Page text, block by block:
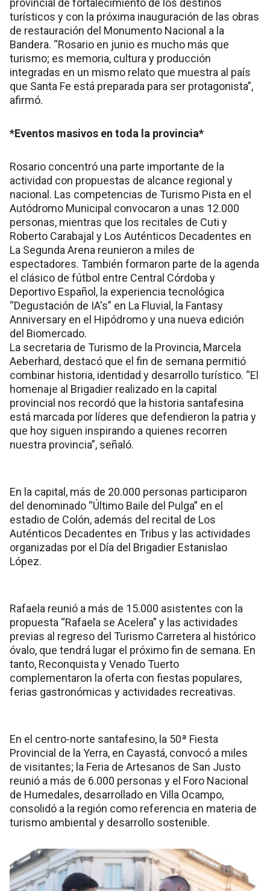
turísticos y con la próxima inauguración de las obras
de restauración del Monumento Nacional a la
Bandera. “Rosario en junio es mucho más que
turismo; es memoria, cultura y producción
integradas en un mismo relato que muestra al país
que Santa Fe está preparada para ser protagonista”,
afirmó.
*Eventos masivos en toda la provincia*
Rosario concentró una parte importante de la
actividad con propuestas de alcance regional y
nacional. Las competencias de Turismo Pista en el
Autódromo Municipal convocaron a unas 12.000
personas, mientras que los recitales de Cuti y
Roberto Carabajal y Los Auténticos Decadentes en
La Segunda Arena reunieron a miles de
espectadores. También formaron parte de la agenda
el clásico de fútbol entre Central Córdoba y
Deportivo Español, la experiencia tecnológica
“Degustación de IA's” en La Fluvial, la Fantasy
Anniversary en el Hipódromo y una nueva edición
del Biomercado.
La secretaria de Turismo de la Provincia, Marcela
Aeberhard, destacó que el fin de semana permitió
combinar historia, identidad y desarrollo turístico. “El
homenaje al Brigadier realizado en la capital
provincial nos recordó que la historia santafesina
está marcada por líderes que defendieron la patria y
que hoy siguen inspirando a quienes recorren
nuestra provincia”, señaló.
En la capital, más de 20.000 personas participaron
del denominado “Último Baile del Pulga” en el
estadio de Colón, además del recital de Los
Auténticos Decadentes en Tribus y las actividades
organizadas por el Día del Brigadier Estanislao
López.
Rafaela reunió a más de 15.000 asistentes con la
propuesta “Rafaela se Acelera” y las actividades
previas al regreso del Turismo Carretera al histórico
óvalo, que tendrá lugar el próximo fin de semana. En
tanto, Reconquista y Venado Tuerto
complementaron la oferta con fiestas populares,
ferias gastronómicas y actividades recreativas.
En el centro-norte santafesino, la 50ª Fiesta
Provincial de la Yerra, en Cayastá, convocó a miles
de visitantes; la Feria de Artesanos de San Justo
reunió a más de 6.000 personas y el Foro Nacional
de Humedales, desarrollado en Villa Ocampo,
consolidó a la región como referencia en materia de
turismo ambiental y desarrollo sostenible.